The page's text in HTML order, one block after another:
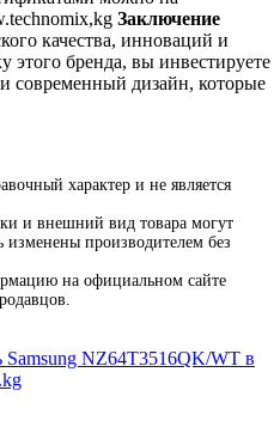
Заключение
качества, инноваций и
этого бренда, вы инвестируете
современный дизайн, которые
характер и не является
и внешний вид товара могут
изменены производителем без
на официальном сайте